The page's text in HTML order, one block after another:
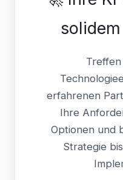
erfahrenen
Ihre
Optionen und
Strategie